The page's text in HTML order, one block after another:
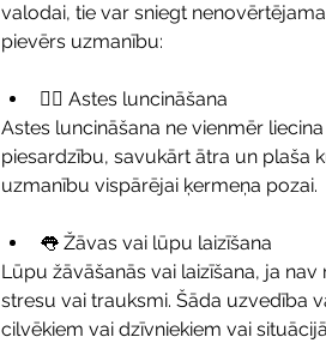
valodai, tie var sniegt
pievērs uzmanību:
🐕‍🦺 Astes luncināšana
Astes luncināšana ne vienmēr
piesardzību, savukārt ātra un plaša
uzmanību vispārējai ķermeņa pozai.
👅 Žāvas vai lūpu laizīšana
Lūpu žāvāšanās vai laizīšana, ja
stresu vai trauksmi. Šāda uzvedība
cilvēkiem vai dzīvniekiem vai